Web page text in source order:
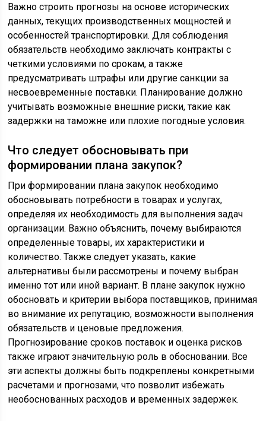
Важно строить прогнозы на основе исторических
данных, текущих производственных мощностей и
особенностей транспортировки. Для соблюдения
обязательств необходимо заключать контракты с
четкими условиями по срокам, а также
предусматривать штрафы или другие санкции за
несвоевременные поставки. Планирование должно
учитывать возможные внешние риски, такие как
задержки на таможне или плохие погодные условия.
Что следует обосновывать при
формировании плана закупок?
При формировании плана закупок необходимо
обосновывать потребности в товарах и услугах,
определяя их необходимость для выполнения задач
организации. Важно объяснить, почему выбираются
определенные товары, их характеристики и
количество. Также следует указать, какие
альтернативы были рассмотрены и почему выбран
именно тот или иной вариант. В плане закупок нужно
обосновать и критерии выбора поставщиков, принимая
во внимание их репутацию, возможности выполнения
обязательств и ценовые предложения.
Прогнозирование сроков поставок и оценка рисков
также играют значительную роль в обосновании. Все
эти аспекты должны быть подкреплены конкретными
расчетами и прогнозами, что позволит избежать
необоснованных расходов и временных задержек.